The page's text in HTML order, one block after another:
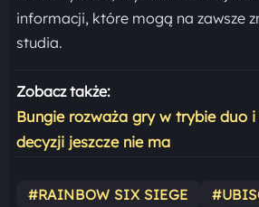
informacji, które mogą na zawsze
studia.
Zobacz także:
Bungie rozważa gry w trybie duo i
decyzji jeszcze nie ma
#RAINBOW SIX SIEGE